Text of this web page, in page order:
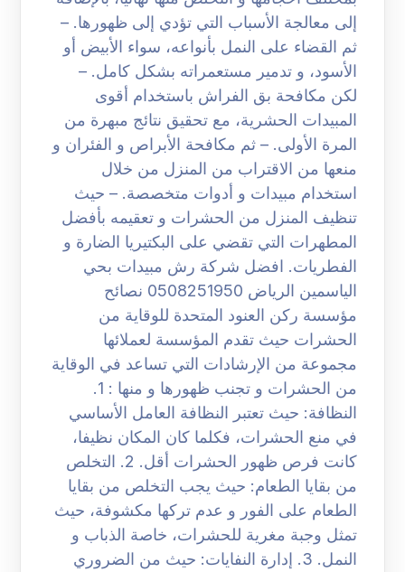
إلى معالجة الأسباب التي تؤدي إلى ظهورها. –
ثم القضاء على النمل بأنواعه، سواء الأبيض أو
الأسود، و تدمير مستعمراته بشكل كامل. –
لكن مكافحة بق الفراش باستخدام أقوى
المبيدات الحشرية، مع تحقيق نتائج مبهرة من
المرة الأولى. – ثم مكافحة الأبراص و الفئران و
منعها من الاقتراب من المنزل من خلال
استخدام مبيدات و أدوات متخصصة. – حيث
تنظيف المنزل من الحشرات و تعقيمه بأفضل
المطهرات التي تقضي على البكتيريا الضارة و
الفطريات. افضل شركة رش مبيدات بحي
الياسمين الرياض 0508251950 نصائح
مؤسسة ركن العنود المتحدة للوقاية من
الحشرات حيث تقدم المؤسسة لعملائها
مجموعة من الإرشادات التي تساعد في الوقاية
من الحشرات و تجنب ظهورها و منها : 1.
النظافة: حيث تعتبر النظافة العامل الأساسي
في منع الحشرات، فكلما كان المكان نظيفا،
كانت فرص ظهور الحشرات أقل. 2. التخلص
من بقايا الطعام: حيث يجب التخلص من بقايا
الطعام على الفور و عدم تركها مكشوفة، حيث
تمثل وجبة مغرية للحشرات، خاصة الذباب و
النمل. 3. إدارة النفايات: حيث من الضروري